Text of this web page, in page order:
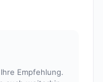
Empfehlung.